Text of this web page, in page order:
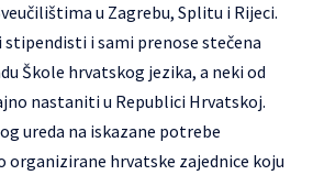
u Zagrebu, Splitu i Rijeci.
i sami prenose stečena
Škole hrvatskog jezika, a neki od
nastaniti u Republici Hrvatskoj.
ureda na iskazane potrebe
organizirane hrvatske zajednice koju